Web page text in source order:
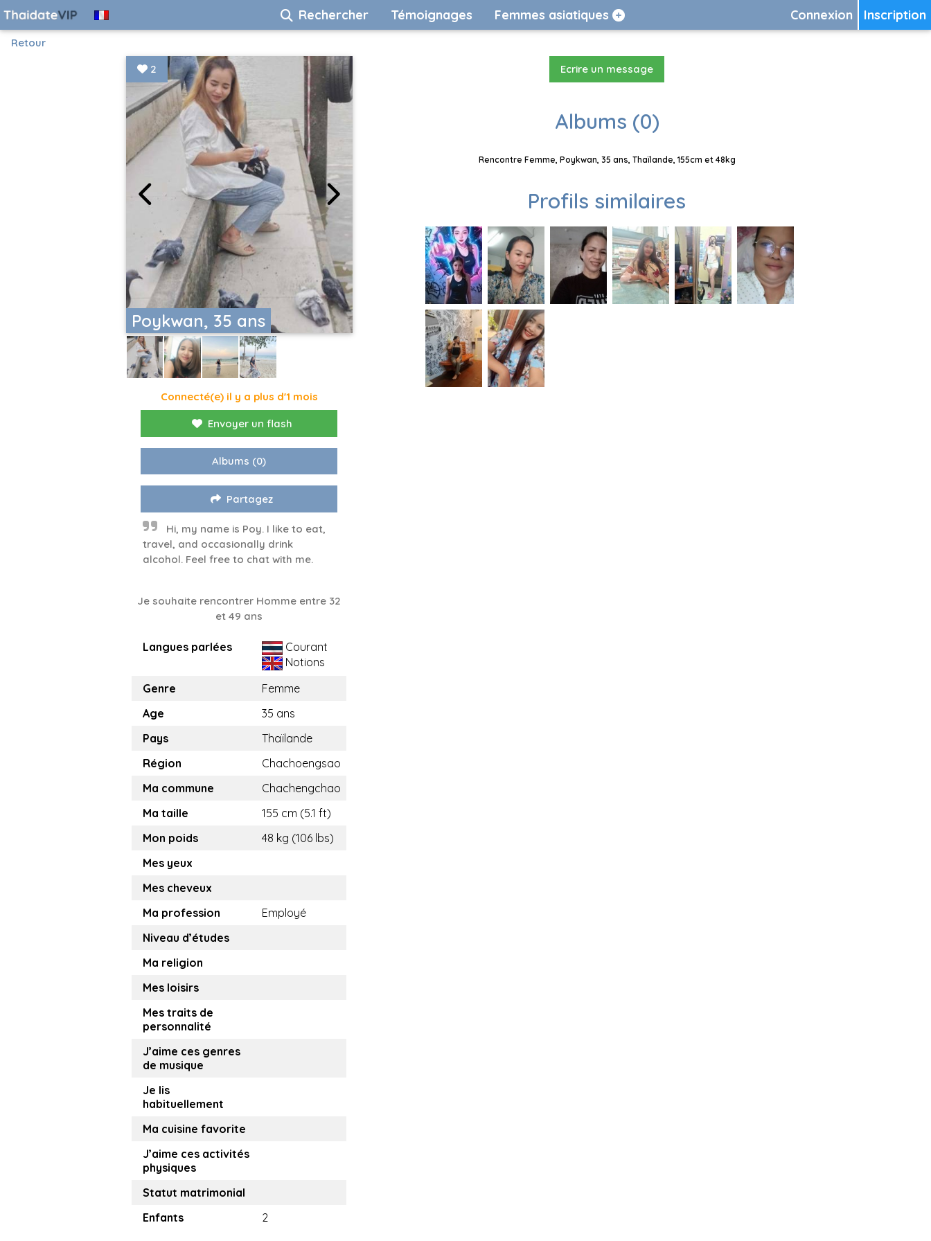
Inscription
Connexion
Rechercher Témoignages Femmes asiatiques
Retour
Poykwan, 35 ans
2
Connecté(e) il y a plus d'1 mois
Envoyer un flash
Albums (0)
Partagez
Hi, my name is Poy. I like to eat,
travel, and occasionally drink
alcohol. Feel free to chat with me.
Je souhaite rencontrer Homme entre 32
et 49 ans
Langues parlées
Courant
Notions
Genre
Femme
Age
35 ans
Pays
Thaïlande
Région
Chachoengsao
Ma commune
Chachengchao
Ma taille
155 cm (5.1 ft)
Mon poids
48 kg (106 lbs)
Mes yeux
Mes cheveux
Ma profession
Employé
Niveau d’études
Ma religion
Mes loisirs
Mes traits de
personnalité
J’aime ces genres
de musique
Je lis
habituellement
Ma cuisine favorite
J’aime ces activités
physiques
Statut matrimonial
Enfants
2
Ecrire un message
Albums (0)
Rencontre Femme, Poykwan, 35 ans, Thaïlande, 155cm et 48kg
Profils similaires